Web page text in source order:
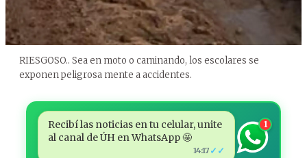
RIESGOSO.. Sea en moto o caminando, los escolares se
exponen peligrosa mente a accidentes.
Recibí las noticias en tu celular, unite
al canal de ÚH en WhatsApp 🤩
14:17 ✓✓
1